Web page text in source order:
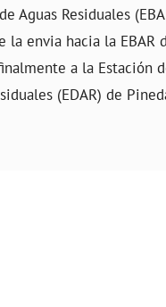
Aguas Residuales
la envia hacia la EBAR
a la Estación
(EDAR) de